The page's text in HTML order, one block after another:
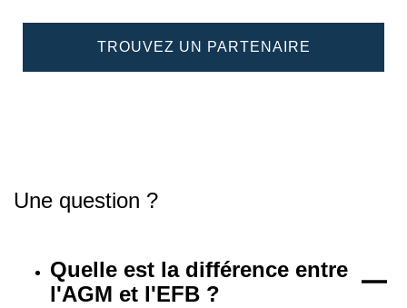
TROUVEZ UN PARTENAIRE
Une question ?
Quelle est la différence entre
l'AGM et l'EFB ?